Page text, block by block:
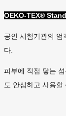
OEKO-TEX®
공인 시험기관의 엄
다.
피부에 직접 닿는
도 안심하고 사용할